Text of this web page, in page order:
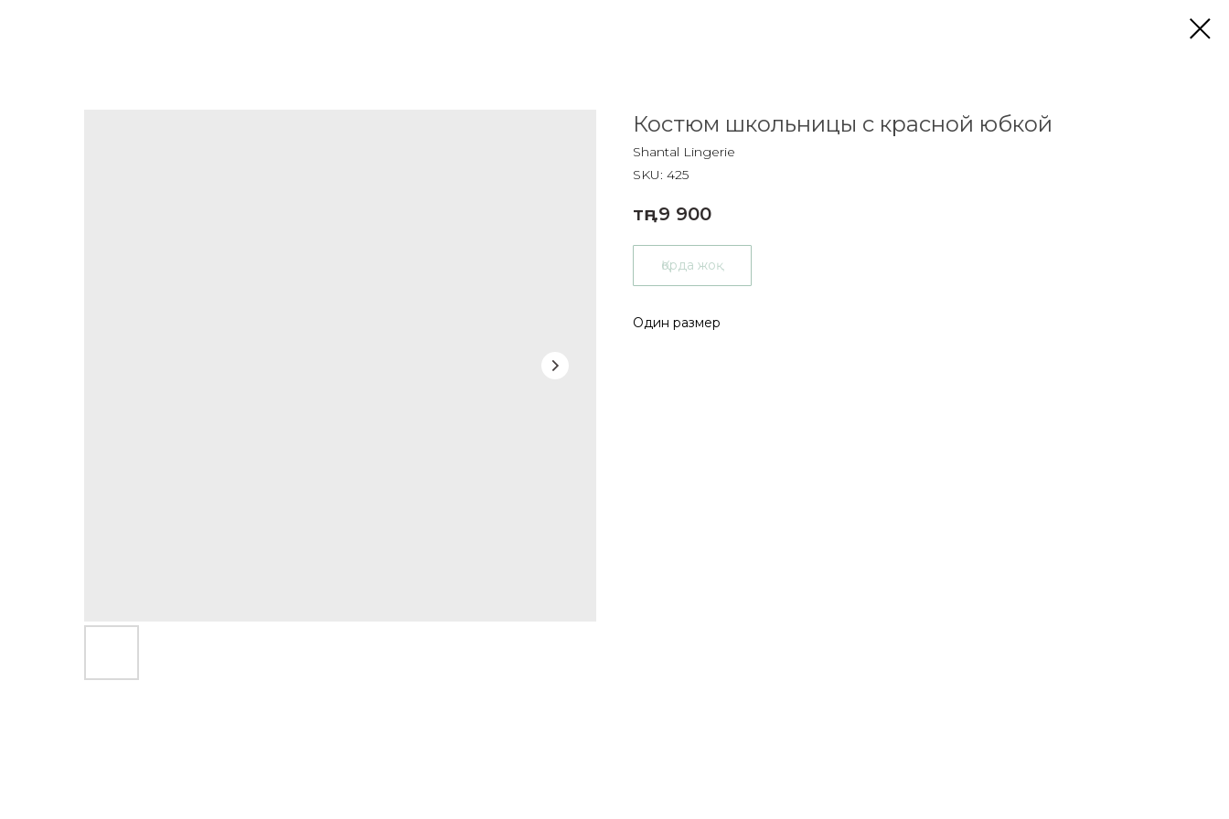
Костюм школьницы с красной юбкой
Shantal Lingerie
SKU: 425
тңг.9 900
Қорда жоқ
Один размер